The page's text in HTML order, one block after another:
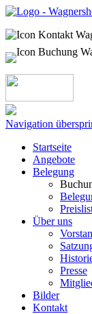
Navigation
Startseite
Angebote
Belegung
Über uns
Presse
Bilder
Kontakt